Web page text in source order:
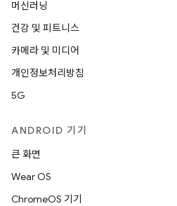
머신러닝
건강 및 피트니스
카메라 및 미디어
개인정보처리방침
5G
ANDROID 기기
큰 화면
Wear OS
ChromeOS 기기